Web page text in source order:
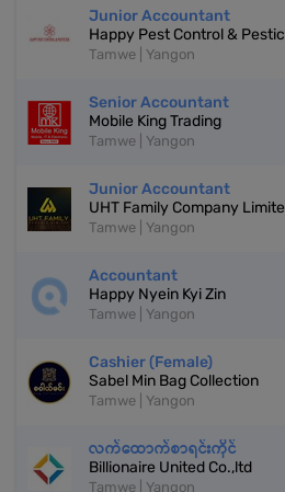
Junior Accountant
Happy Pest Control &
Tamwe | Yangon
Senior Accountant
Mobile King Trading
Tamwe | Yangon
Junior Accountant
UHT Family Company
Tamwe | Yangon
Accountant
Happy Nyein Kyi Zin
Tamwe | Yangon
Cashier (Female)
Sabel Min Bag Collection
Tamwe | Yangon
လက်ထောက်စာရင်းကိုင်
Billionaire United Co.,ltd
Tamwe | Yangon